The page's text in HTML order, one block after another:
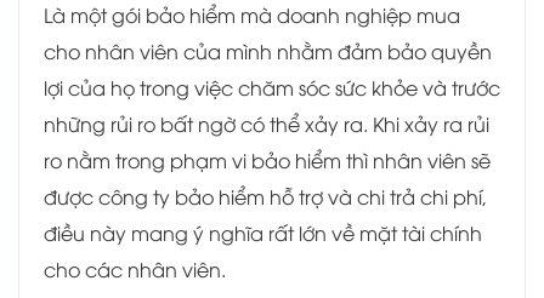
Là một gói bảo hiểm mà doanh nghiệp mua
cho nhân viên của mình nhằm đảm bảo quyền
lợi của họ trong việc chăm sóc sức khỏe và trước
những rủi ro bất ngờ có thể xảy ra. Khi xảy ra rủi
ro nằm trong phạm vi bảo hiểm thì nhân viên sẽ
được công ty bảo hiểm hỗ trợ và chi trả chi phí,
điều này mang ý nghĩa rất lớn về mặt tài chính
cho các nhân viên.